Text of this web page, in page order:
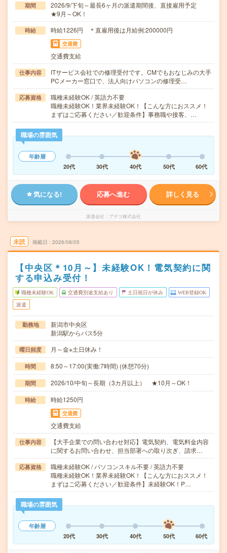
期間
2026/9/下旬～最長6ヶ月の派遣期間後、直接雇用予定
★9月～OK！
時給 時給1226円 ＊直雇用後は月給例:200000円
交通費
交通費支給
仕事内容
ITサービス会社での修理受付です。CMでもおなじみの大手
PCメーカー窓口で、法人向けパソコンの修理受…
応募資格
職種未経験OK / 英語力不要
職種未経験OK！業界未経験OK！【こんな方におススメ！
まずはご応募ください／歓迎条件】事務職や接客、…
職場の雰囲気
年齢層
20代
30代 40代 50代 60代
気になる! 応募へ進む 詳しく見る
派遣会社 アデコ株式会社
未読 掲載日 2026/08/05
【中央区＊10月～】未経験OK！電気契約に関
する申込み受付！
職種未経験OK 交通費別途支給あり 土日祝日が休み WEB登録OK
派遣
勤務地
新潟市中央区
新潟駅からバス5分
曜日頻度 月～金※土日休み！
時間 8:50～17:00(実働:7時間) (休憩70分)
期間 2026/10/中旬～長期（3カ月以上） ★10月～OK！
時給 時給1250円
交通費
交通費支給
仕事内容
【大手企業での問い合わせ対応】電気契約、電気料金内容
に関するお問い合わせ、担当部署への取り次ぎ、請求…
応募資格
職種未経験OK / パソコンスキル不要 / 英語力不要
職種未経験OK！業界未経験OK！【こんな方におススメ！
まずはご応募ください／歓迎条件】未経験OK！P…
職場の雰囲気
年齢層
20代
30代 40代 50代 60代